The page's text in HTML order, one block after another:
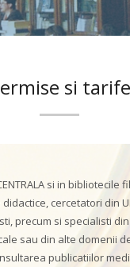
si tarife
si in bibliotecile
cercetatori din
precum si specialisti
sau din alte domenii
publicatiilor